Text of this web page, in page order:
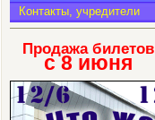
Контакты, учредители
Продажа билетов
с 8 июня